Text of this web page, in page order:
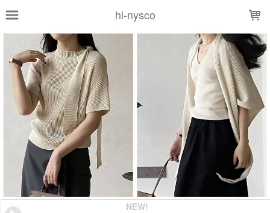
hi-nysco
NEW!